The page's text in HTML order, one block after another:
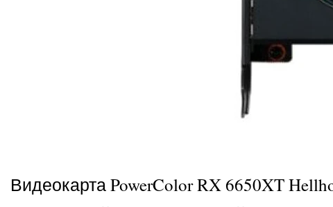
Видеокарта PowerColor RX 6650XT